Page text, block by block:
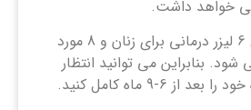
خواهد داشت.
به طور معمول حداقل 6 لیزر درمانی برای زنان و 8 مورد
بنابراین می توانید انتظار
6-9 ماه کامل کنید.